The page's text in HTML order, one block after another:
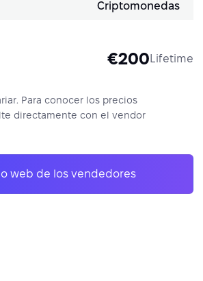
Criptomonedas
€200 Lifetime
Para conocer los precios
directamente con el vendor
web de los vendedores